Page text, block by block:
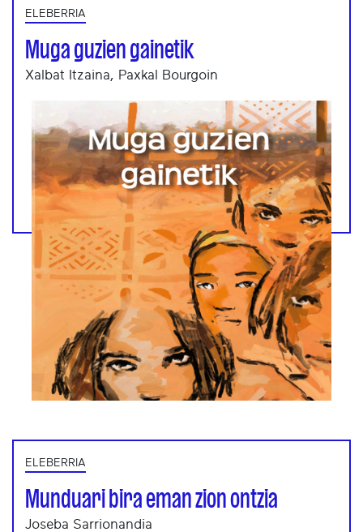
ELEBERRIA
Muga guzien gainetik
Xalbat Itzaina, Paxkal Bourgoin
ELEBERRIA
Munduari bira eman zion ontzia
Joseba Sarrionandia